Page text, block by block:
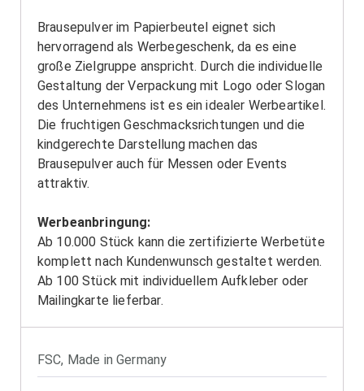
Brausepulver im Papierbeutel eignet sich
hervorragend als Werbegeschenk, da es eine
große Zielgruppe anspricht. Durch die individuelle
Gestaltung der Verpackung mit Logo oder Slogan
des Unternehmens ist es ein idealer Werbeartikel.
Die fruchtigen Geschmacksrichtungen und die
kindgerechte Darstellung machen das
Brausepulver auch für Messen oder Events
attraktiv.
Werbeanbringung:
Ab 10.000 Stück kann die zertifizierte Werbetüte
komplett nach Kundenwunsch gestaltet werden.
Ab 100 Stück mit individuellem Aufkleber oder
Mailingkarte lieferbar.
FSC, Made in Germany